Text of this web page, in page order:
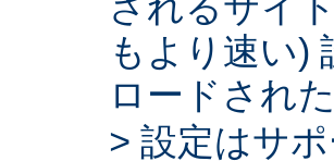
もより速い)
ロードされた
> 設定はサ